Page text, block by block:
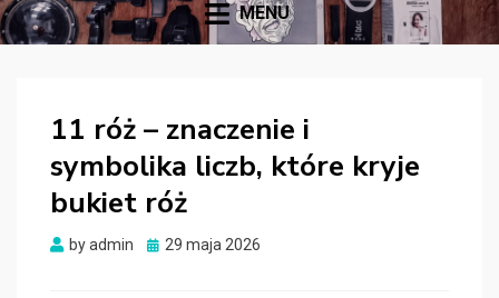
MENU
11 róż – znaczenie i
symbolika liczb, które kryje
bukiet róż
byadmin
Posted
29 maja 2026